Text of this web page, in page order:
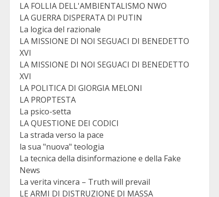
LA FOLLIA DELL'AMBIENTALISMO NWO
LA GUERRA DISPERATA DI PUTIN
La logica del razionale
LA MISSIONE DI NOI SEGUACI DI BENEDETTO
XVI
LA MISSIONE DI NOI SEGUACI DI BENEDETTO
XVI
LA POLITICA DI GIORGIA MELONI
LA PROPTESTA
La psico-setta
LA QUESTIONE DEI CODICI
La strada verso la pace
la sua "nuova" teologia
La tecnica della disinformazione e della Fake
News
La verita vincera – Truth will prevail
LE ARMI DI DISTRUZIONE DI MASSA